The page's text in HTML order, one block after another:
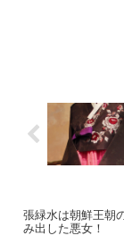
張緑水は朝鮮王朝
み出した悪女！